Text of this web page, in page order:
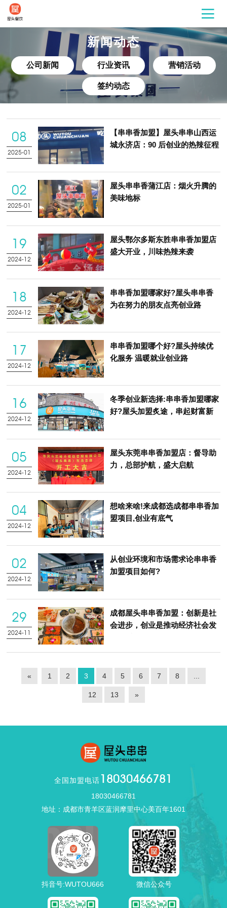
新闻动态
公司新闻 行业资讯 营销活动
签约动态
08
2025-01
【串串香加盟】屋头串串山西运
城永济店：90 后创业的热辣征程
02
2025-01
屋头串串香蒲江店：烟火升腾的
美味地标
19
2024-12
屋头鄂尔多斯东胜串串香加盟店
盛大开业，川味热辣来袭
18
2024-12
串串香加盟哪家好?屋头串串香
为在努力的朋友点亮创业路
17
2024-12
串串香加盟哪个好?屋头持续优
化服务 温暖就业创业路
16
2024-12
冬季创业新选择:串串香加盟哪家
好?屋头加盟炙途，串起财富新
05
2024-12
屋头东莞串串香加盟店：督导助
力，总部护航，盛大启航
04
2024-12
想啥来啥!来成都选成都串串香加
盟项目,创业有底气
02
2024-12
从创业环境和市场需求论串串香
加盟项目如何?
29
2024-11
成都屋头串串香加盟：创新是社
会进步，创业是推动经济社会发
« 1 2 3 4 5 6 7 8
12 13 »
全国加盟电话 18030466781
18030466781
地址：成都市青羊区蓝润摩里中心美百年1601
抖音号:WUTOU666 微信公众号